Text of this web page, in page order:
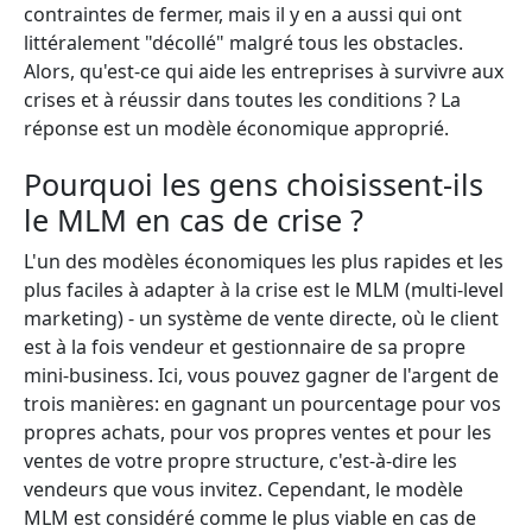
contraintes de fermer, mais il y en a aussi qui ont
littéralement "décollé" malgré tous les obstacles.
Alors, qu'est-ce qui aide les entreprises à survivre aux
crises et à réussir dans toutes les conditions ? La
réponse est un modèle économique approprié.
Pourquoi les gens choisissent-ils
le MLM en cas de crise ?
L'un des modèles économiques les plus rapides et les
plus faciles à adapter à la crise est le MLM (multi-level
marketing) - un système de vente directe, où le client
est à la fois vendeur et gestionnaire de sa propre
mini-business. Ici, vous pouvez gagner de l'argent de
trois manières: en gagnant un pourcentage pour vos
propres achats, pour vos propres ventes et pour les
ventes de votre propre structure, c'est-à-dire les
vendeurs que vous invitez. Cependant, le modèle
MLM est considéré comme le plus viable en cas de